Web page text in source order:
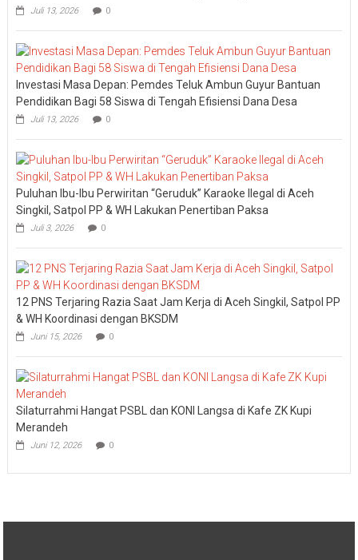
Juli 13, 2026 0
Investasi Masa Depan: Pemdes Teluk Ambun Guyur Bantuan
Pendidikan Bagi 58 Siswa di Tengah Efisiensi Dana Desa
Juli 13, 2026 0
Puluhan Ibu-Ibu Perwiritan “Geruduk” Karaoke Ilegal di Aceh
Singkil, Satpol PP & WH Lakukan Penertiban Paksa
Juli 3, 2026 0
12 PNS Terjaring Razia Saat Jam Kerja di Aceh Singkil, Satpol PP
& WH Koordinasi dengan BKSDM
Juni 15, 2026 0
Silaturrahmi Hangat PSBL dan KONI Langsa di Kafe ZK Kupi
Merandeh
Juni 12, 2026 0